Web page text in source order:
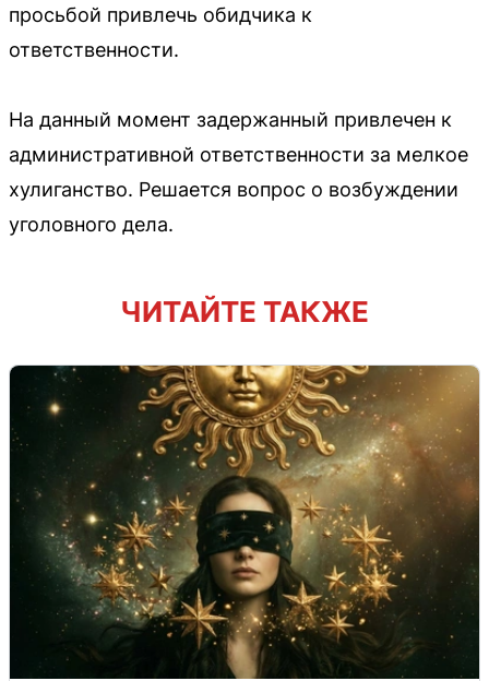
просьбой привлечь обидчика к
ответственности.
На данный момент задержанный привлечен к
административной ответственности за мелкое
хулиганство. Решается вопрос о возбуждении
уголовного дела.
ЧИТАЙТЕ ТАКЖЕ